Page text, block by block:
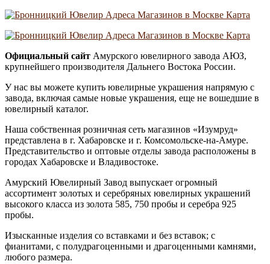
Официальный сайт Амурского ювелирного завода АЮЗ,
крупнейшего производителя Дальнего Востока России.
У нас вы можете купить ювелирные украшения напрямую с
завода, включая самые новые украшения, еще не вошедшие в
ювелирный каталог.
Наша собственная розничная сеть магазинов «Изумруд»
представлена в г. Хабаровске и г. Комсомольске-на-Амуре.
Представительство и оптовые отделы завода расположены в
городах Хабаровске и Владивостоке.
Амурский Ювелирный Завод выпускает огромный
ассортимент золотых и серебряных ювелирных украшений
высокого класса из золота 585, 750 пробы и серебра 925
пробы.
Изысканные изделия со вставками и без вставок; с
фианитами, с полудрагоценными и драгоценными камнями,
любого размера.